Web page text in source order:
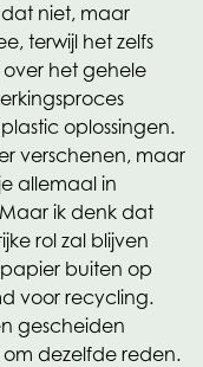
niet, maar
terwijl het zelfs
over het gehele
oplossingen.
verschenen, maar
allemaal in
ik denk dat
rol zal blijven
papier buiten op
voor recycling.
gescheiden
dezelfde reden.